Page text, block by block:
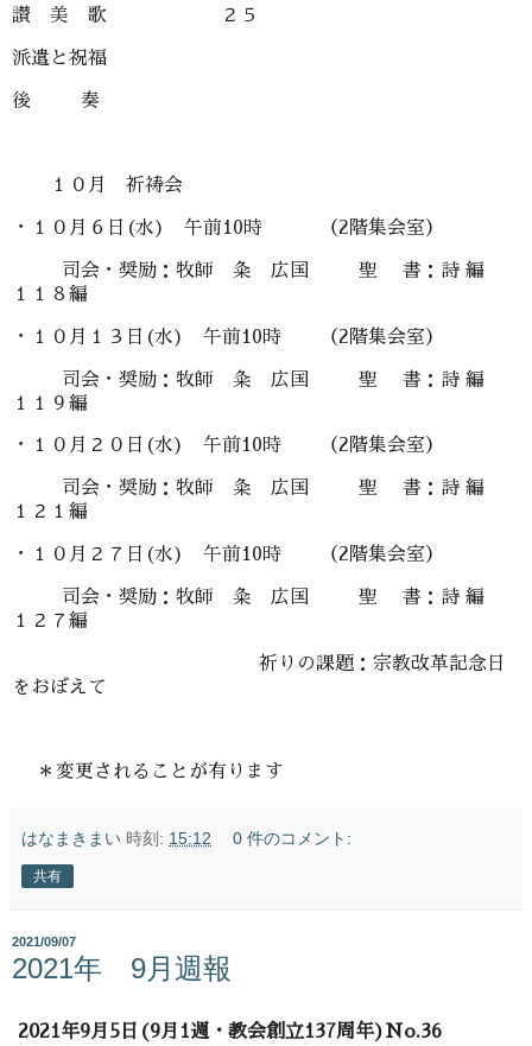
讃 美 歌 ２５
派遣と祝福
後 奏
１０月 祈祷会
・１０月６日(水) 午前10時 （2階集会室）
司会・奨励：牧師 粂 広国 聖 書：詩 編
１１８編
・１０月１３日(水) 午前10時 （2階集会室）
司会・奨励：牧師 粂 広国 聖 書：詩 編
１１９編
・１０月２０日(水) 午前10時 （2階集会室）
司会・奨励：牧師 粂 広国 聖 書：詩 編
１２１編
・１０月２７日(水) 午前10時 （2階集会室）
司会・奨励：牧師 粂 広国 聖 書：詩 編
１２７編
祈りの課題：宗教改革記念日
をおぼえて
＊変更されることが有ります
はなまきまい 時刻: 15:12 0 件のコメント:
共有
2021/09/07
2021年 9月週報
2021年9月5日(9月1週・教会創立137周年)No.36